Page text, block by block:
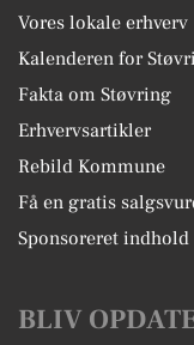
Vores lokale erhverv
Kalenderen for
Fakta om Støvring
Erhvervsartikler
Rebild Kommune
Få en gratis
Sponsoreret indhold
BLIV